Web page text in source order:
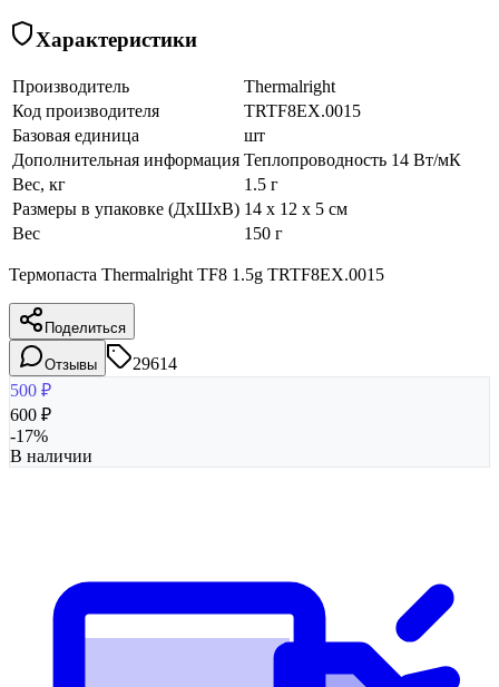
Характеристики
Производитель
Thermalright
Код производителя
TRTF8EX.0015
Базовая единица
шт
Дополнительная информация Теплопроводность 14 Вт/мК
Вес, кг
1.5 г
Размеры в упаковке (ДхШхВ) 14 x 12 x 5 см
Вес
150 г
Термопаста Thermalright TF8 1.5g TRTF8EX.0015
Поделиться
Отзывы
29614
500 ₽
600 ₽
-17%
В наличии